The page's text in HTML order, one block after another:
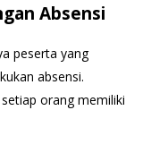
Absensi
peserta yang
absensi.
orang memiliki